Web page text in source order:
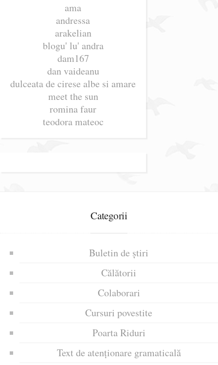
ama
andressa
arakelian
blogu' lu' andra
dam167
dan vaideanu
dulceata de cirese albe si amare
meet the sun
romina faur
teodora mateoc
Categorii
Buletin de știri
Călătorii
Colaborari
Cursuri povestite
Poarta Riduri
Text de atenționare gramaticală